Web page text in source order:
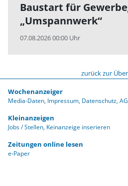
Baustart für
„Umspannwerk“
07.08.2026 00:00 Uhr
zurück zur
Wochenanzeiger
Media-Daten Impressum Datenschutz
Kleinanzeigen
Jobs / Stellen Keinanzeige inserieren
Zeitungen online lesen
e-Paper